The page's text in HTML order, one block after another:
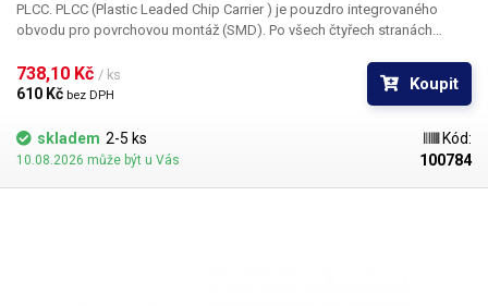
PLCC. PLCC (Plastic Leaded Chip Carrier ) je pouzdro integrovaného
obvodu pro povrchovou montáž (SMD). Po všech čtyřech stranách
patice nebo přímé letování na plošný spoj. Tryska Y1136 je určena pro
pouzdro PLCC o rozměru 20 x 20 mm
738,10 Kč / ks
610 Kč bez DPH
Koupit
skladem 2-5 ks
10.08.2026 může být u Vás
Kód:
100784